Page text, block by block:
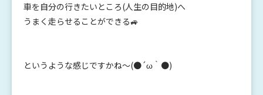
車を自分の行きたいところ(人生の目的地)へ
うまく走らせることができる🚙
というような感じですかね～(●´ω｀●)